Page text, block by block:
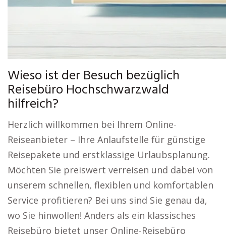
Wieso ist der Besuch bezüglich
Reisebüro Hochschwarzwald
hilfreich?
Herzlich willkommen bei Ihrem Online-
Reiseanbieter – Ihre Anlaufstelle für günstige
Reisepakete und erstklassige Urlaubsplanung.
Möchten Sie preiswert verreisen und dabei von
unserem schnellen, flexiblen und komfortablen
Service profitieren? Bei uns sind Sie genau da,
wo Sie hinwollen! Anders als ein klassisches
Reisebüro bietet unser Online-Reisebüro